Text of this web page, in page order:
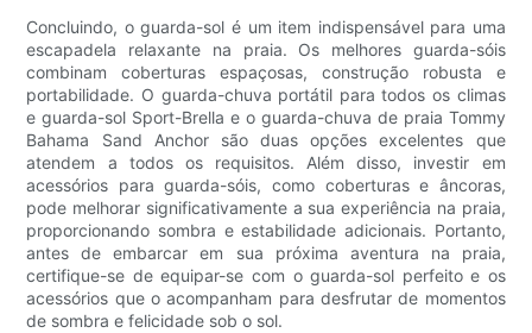
Concluindo, o guarda-sol é um item indispensável para uma
escapadela relaxante na praia. Os melhores guarda-sóis
combinam coberturas espaçosas, construção robusta e
portabilidade. O guarda-chuva portátil para todos os climas
e guarda-sol Sport-Brella e o guarda-chuva de praia Tommy
Bahama Sand Anchor são duas opções excelentes que
atendem a todos os requisitos. Além disso, investir em
acessórios para guarda-sóis, como coberturas e âncoras,
pode melhorar significativamente a sua experiência na praia,
proporcionando sombra e estabilidade adicionais. Portanto,
antes de embarcar em sua próxima aventura na praia,
certifique-se de equipar-se com o guarda-sol perfeito e os
acessórios que o acompanham para desfrutar de momentos
de sombra e felicidade sob o sol.